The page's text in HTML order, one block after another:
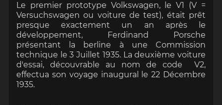
Le premier prototype Volkswagen, le V1 (V =
Versuchswagen ou voiture de test), était prêt
presque exactement un an après le
développement, Ferdinand Porsche
présentant la berline à une Commission
technique le 3 Juillet 1935. La deuxième voiture
d'essai, découvrable au nom de code V2,
effectua son voyage inaugural le 22 Décembre
1935.